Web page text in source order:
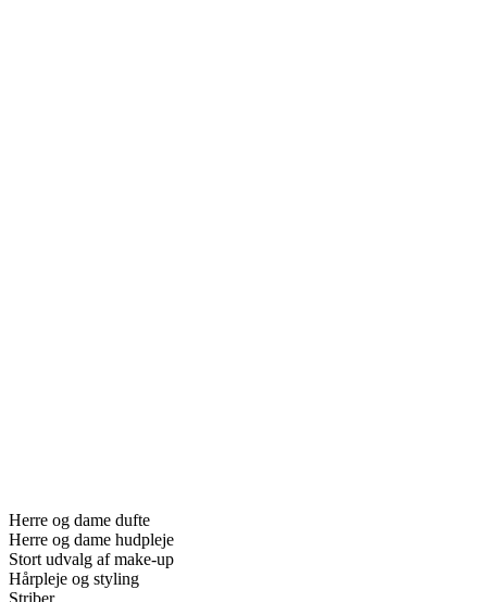
Herre og dame dufte
Herre og dame hudpleje
Stort udvalg af make-up
Hårpleje og styling
Striber